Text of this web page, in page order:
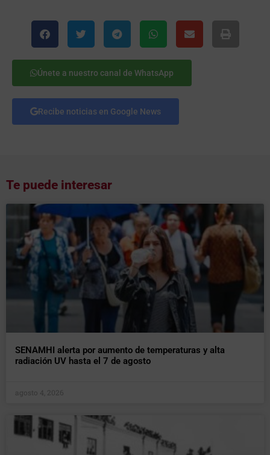
Únete a nuestro canal de WhatsApp
Recibe noticias en Google News
Te puede interesar
SENAMHI alerta por aumento de temperaturas y alta
radiación UV hasta el 7 de agosto
agosto 4, 2026